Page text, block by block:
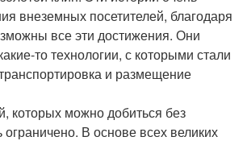
внеземных посетителей, благодаря
все эти достижения. Они
то технологии, с которыми стали
и размещение
которых можно добиться без
ограничено. В основе всех великих